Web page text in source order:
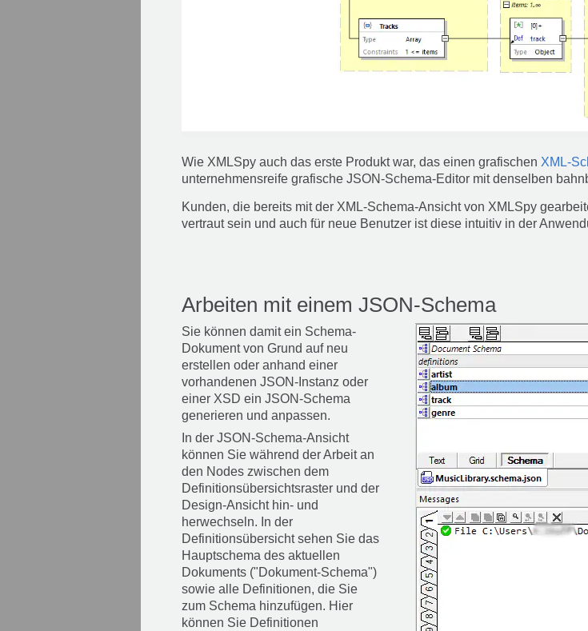
Wie XMLSpy auch das erste Produkt war, das einen grafischen XML-
unternehmensreife grafische JSON-Schema-Editor mit denselben
Kunden, die bereits mit der XML-Schema-Ansicht von XMLSpy
vertraut sein und auch für neue Benutzer ist diese intuitiv in der
Arbeiten mit einem JSON-Schema
Sie können damit ein Schema-
Dokument von Grund auf neu
erstellen oder anhand einer
vorhandenen JSON-Instanz oder
einer XSD ein JSON-Schema
generieren und anpassen.
In der JSON-Schema-Ansicht
können Sie während der Arbeit an
den Nodes zwischen dem
Definitionsübersichtsraster und der
Design-Ansicht hin- und
herwechseln. In der
Definitionsübersicht sehen Sie das
Hauptschema des aktuellen
Dokuments ("Dokument-Schema")
sowie alle Definitionen, die Sie
zum Schema hinzufügen. Hier
können Sie Definitionen